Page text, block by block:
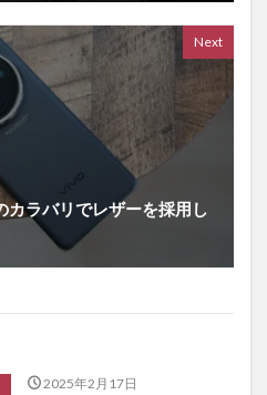
Next
ラバリでレザーを採用し
2025年2月17日